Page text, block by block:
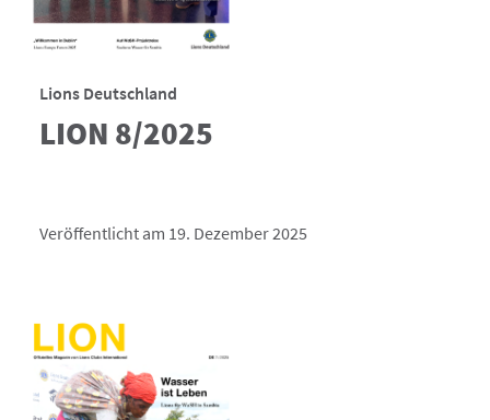
Lions Deutschland
LION 8/2025
Veröffentlicht am 19. Dezember 2025